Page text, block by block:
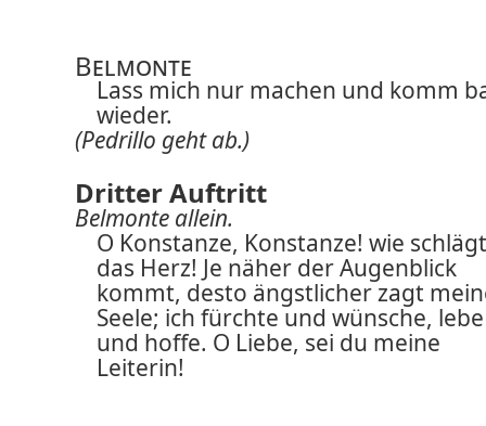
Belmonte
Lass mich nur machen und komm
wieder.
(Pedrillo geht ab.)
Dritter Auftritt
Belmonte allein.
O Konstanze, Konstanze! wie
das Herz! Je näher der Augenblick
kommt, desto ängstlicher zagt
Seele; ich fürchte und wünsche, lebe
und hoffe. O Liebe, sei du meine
Leiterin!